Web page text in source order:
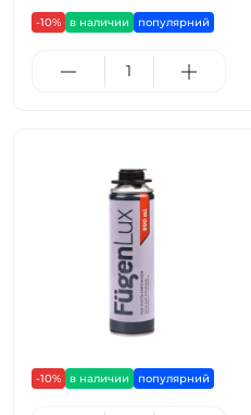
-10% в наличии популярний
-10% в наличии популярний